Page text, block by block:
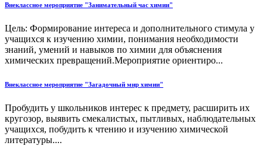
Внеклассное мероприятие "Занимательный час химии"
Цель: Формирование интереса и дополнительного стимула у
учащихся к изучению химии, понимания необходимости
знаний, умений и навыков по химии для объяснения
химических превращений.Мероприятие ориентиро...
Внеклассное мероприятие "Загадочный мир химии"
Пробудить у школьников интерес к предмету, расширить их
кругозор, выявить смекалистых, пытливых, наблюдательных
учащихся, побудить к чтению и изучению химической
литературы....